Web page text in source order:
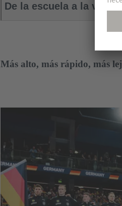
De la escuela a la vida
Más alto, más rápido, más